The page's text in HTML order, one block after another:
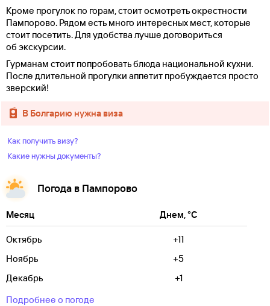
Кроме прогулок по горам, стоит осмотреть окрестности
Пампорово. Рядом есть много интересных мест, которые
стоит посетить. Для удобства лучше договориться
об экскурсии.
Гурманам стоит попробовать блюда национальной кухни.
После длительной прогулки аппетит пробуждается просто
зверский!
в Болгарию нужна виза
Как получить визу?
Какие нужны документы?
Погода в Пампорово
Месяц Днем, °C
Октябрь
+11
Ноябрь
+5
Декабрь
+1
Подробнее о погоде